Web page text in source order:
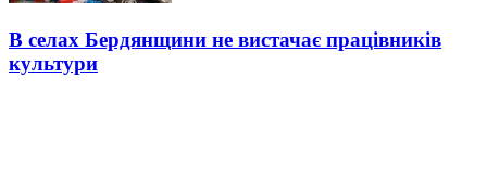
В селах Бердянщини не вистачає працівників
культури